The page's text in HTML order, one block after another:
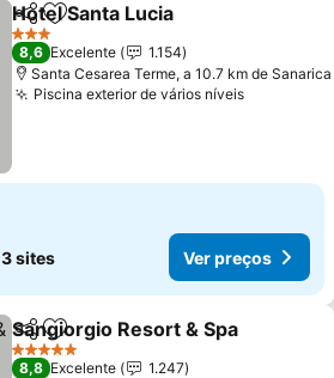
PartilharAdicionar aos favoritos
Hotel Santa Lucia
3 Estrelas
8,6 Excelente
1.154
Santa Cesarea Terme, a 10.7 km de Sanarica
Piscina exterior de vários níveisVer
3 sites Ver preços
PartilharAdicionar aos favoritos
Sangiorgio Resort & Spa
5 Estrelas
8,8 Excelente
1.247